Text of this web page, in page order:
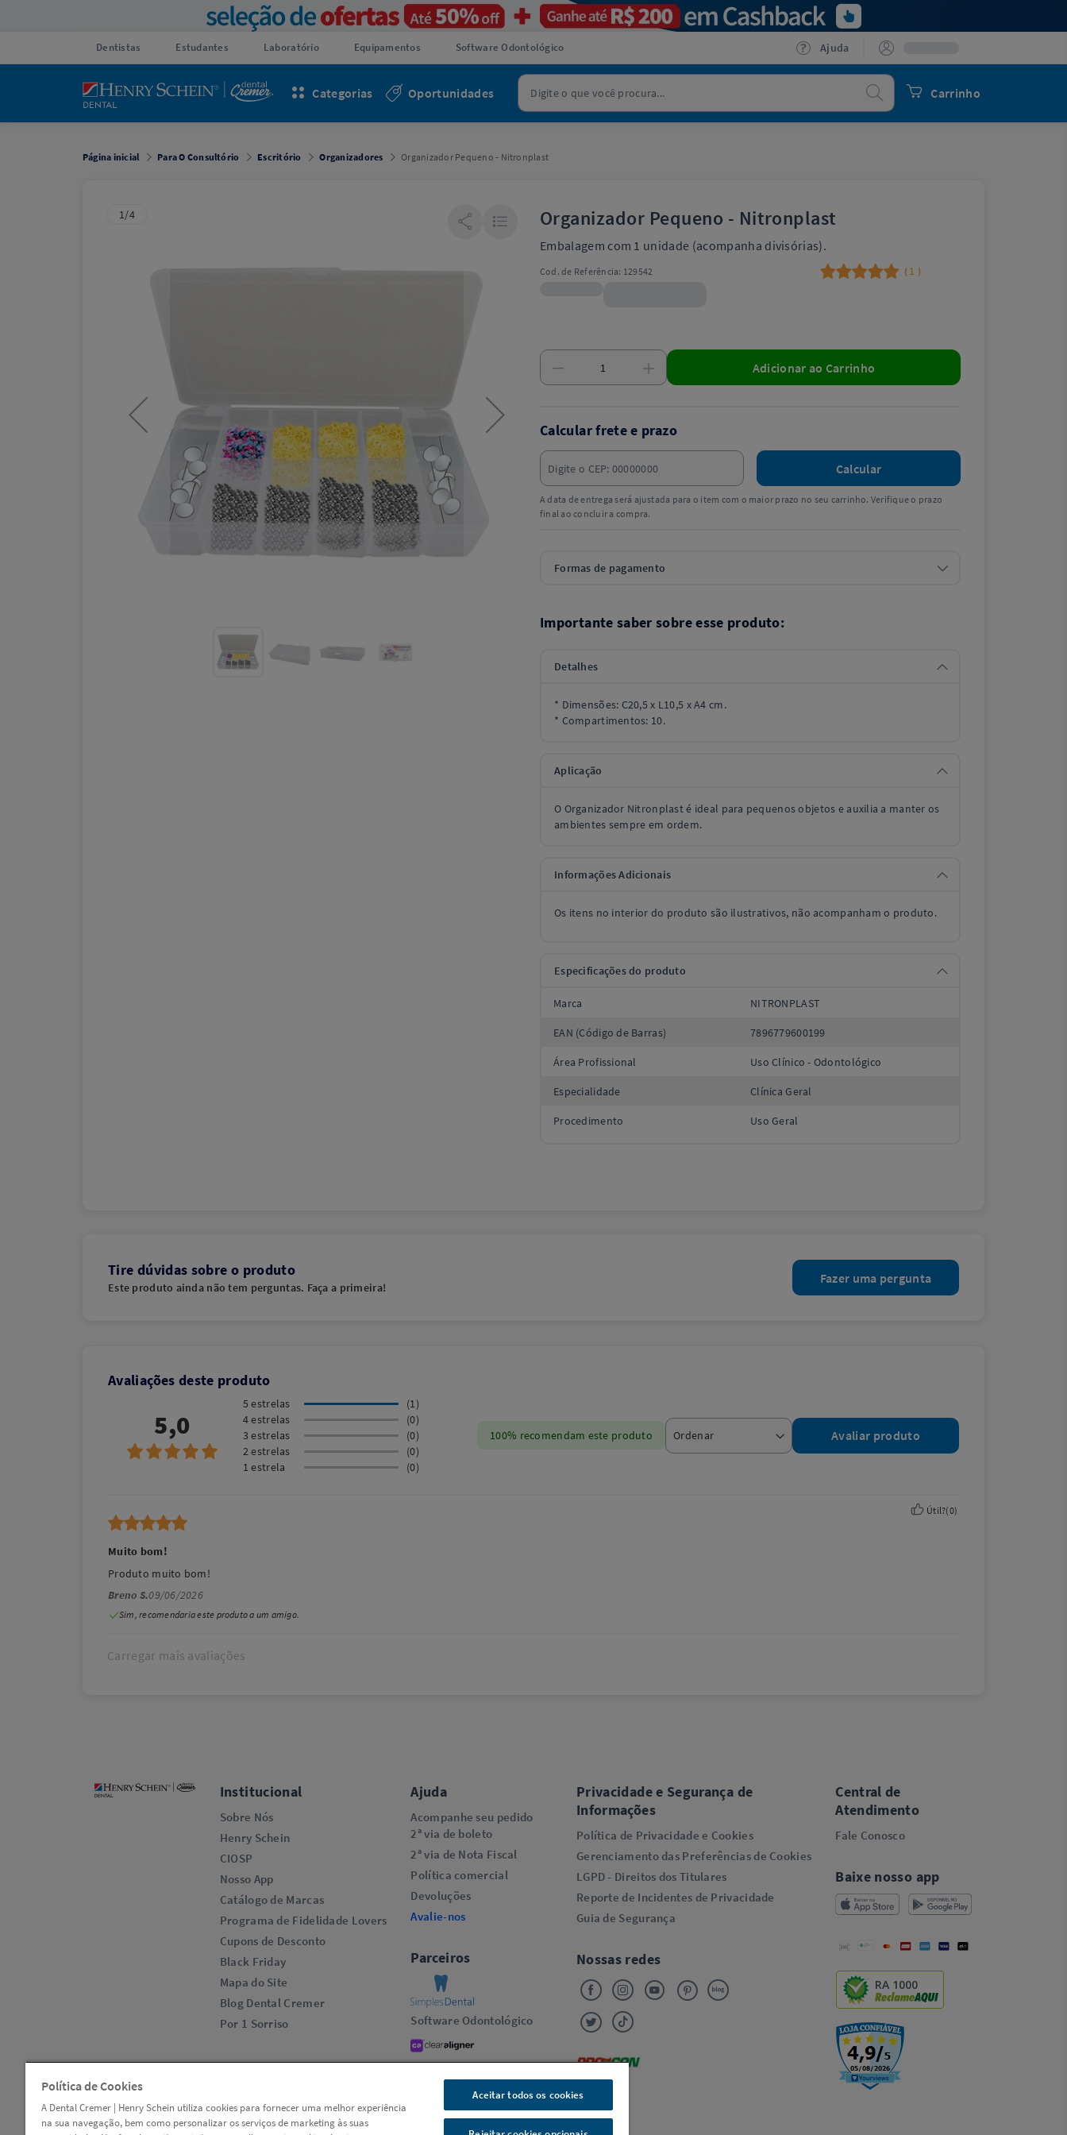
Dentistas Estudantes Laboratório Equipamentos Software Odontológico Ajuda
Carrinho
Procurar
Oportunidades
Categorias
Página inicial Para O Consultório Escritório Organizadores Organizador Pequeno - Nitronplast
1/4 Organizador Pequeno - Nitronplast
Embalagem com 1 unidade (acompanha divisórias).
Cod. de Referência: 129542 ( 1 )
Adicionar ao Carrinho
Calcular frete e prazo
Calcular
A data de entrega será ajustada para o item com o maior prazo no seu carrinho. Verifique o prazo
final ao concluir a compra.
Formas de pagamento
Importante saber sobre esse produto:
Detalhes
* Dimensões: C20,5 x L10,5 x A4 cm.
* Compartimentos: 10.
Aplicação
O Organizador Nitronplast é ideal para pequenos objetos e auxilia a manter os
ambientes sempre em ordem.
Informações Adicionais
Os itens no interior do produto são ilustrativos, não acompanham o produto.
Especificações do produto
Marca NITRONPLAST
EAN (Código de Barras) 7896779600199
Área Profissional Uso Clínico - Odontológico
Especialidade Clínica Geral
Procedimento Uso Geral
Tire dúvidas sobre o produto
Este produto ainda não tem perguntas. Faça a primeira!
Fazer uma pergunta
Avaliações deste produto
5,0
5 estrelas
(1)
4 estrelas
(0)
3 estrelas
(0)
2 estrelas
(0)
1 estrela
(0)
100% recomendam este produto Avaliar produto
Muito bom!
Produto muito bom!
Breno S.09/06/2026
Sim, recomendaria este produto a um amigo.
Útil?(0)
Carregar mais avaliações
Institucional
Sobre Nós
Henry Schein
CIOSP
Nosso App
Catálogo de Marcas
Programa de Fidelidade Lovers​
Cupons de Desconto
Black Friday
Mapa do Site
Blog Dental Cremer
Por 1 Sorriso
Ajuda
Acompanhe seu pedido
2ª via de boleto
2ª via de Nota Fiscal
Política comercial
Devoluções
Avalie-nos
Parceiros
Software Odontológico
Alinhadores Transparentes
Oral-B
Privacidade e Segurança de
Informações
Política de Privacidade e Cookies
Gerenciamento das Preferências de Cookies
LGPD - Direitos dos Titulares
Reporte de Incidentes de Privacidade
Guia de Segurança
Nossas redes
Central de
Atendimento
Fale Conosco
Baixe nosso app
RA 1000
Política de Cookies
A Dental Cremer | Henry Schein utiliza cookies para fornecer uma melhor experiência
na sua navegação, bem como personalizar os serviços de marketing às suas
Aceitar todos os cookies